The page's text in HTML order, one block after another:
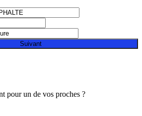
Suivant
pour un de vos proches ?